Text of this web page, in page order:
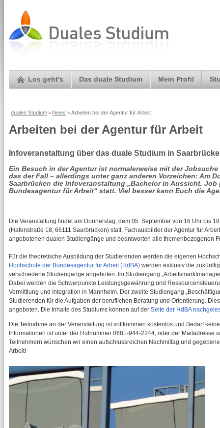
Los geht's Das duale Studium Mein Profil
duales Studium> News >Arbeiten bei der Agentur für Arbeit
Arbeiten bei der Agentur für Arbeit
Infoveranstaltung über das duale Studium in
Ein Besuch in der Agentur ist normalerweise mit der
das der Fall – allerdings unter ganz anderen Vorzeichen: Am
Saarbrücken die Infoveranstaltung „Bachelor in Aussicht.
Bundesagentur für Arbeit“ statt. Viel besser kann Euch die
Die Veranstaltung findet am Donnerstag, dem 05. September von 16 Uhr bis
(Hafenstraße 18, 66111 Saarbrücken) statt. Fachausbilder der Agentur für
angebotenen dualen Studiengänge und beantworten alle themenbezogenen
Für die theoretische Ausbildung der Studierenden werden die eigenen
Hochschule der Bundesagentur für Arbeit (HdBA) werden exklusiv die
verschiedene Studiengänge angeboten: Im Studiengang
Dabei werden die Schwerpunkte Leistungsgewährung und
Vermittlung und Integration in Mannheim. Der zweite Studiengang
Studierenden für die Aufgaben der beruflichen Beratung und Orientierung.
angeboten. Die Inhalte des Studiums können auf der Seite der HdBA
Die Teilnahme an der Veranstaltung ist vollkommen kostenlos und Bedarf
Informationen ist unter der Rufnummer 0681-944-2244, oder der Mailadresse
Teilnehmern wünschen wir einen aufschlussreichen Nachmittag und
Arbeit!